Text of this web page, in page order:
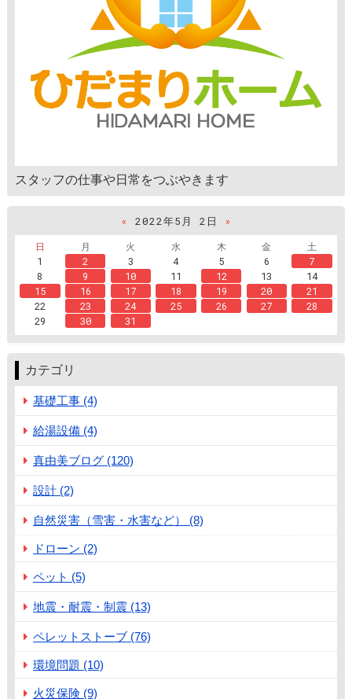
スタッフの仕事や日常をつぶやきます
« 2022年5月 2日
»
日
月 火 水 木 金
土
1
2 3 4 5 6
7
8
9 10 11 12 13
14
15
16 17 18 19 20
21
22
23 24 25 26 27
28
29
30 31
カテゴリ
基礎工事 (4)
給湯設備 (4)
真由美ブログ (120)
設計 (2)
自然災害（雪害・水害など） (8)
ドローン (2)
ペット (5)
地震・耐震・制震 (13)
ペレットストーブ (76)
環境問題 (10)
火災保険 (9)